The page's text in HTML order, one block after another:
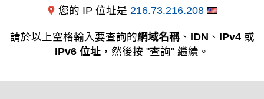
您的 IP 位址是 216.73.216.208
請於以上空格輸入要查詢的網域名稱、 IDN 、 IPv4或
IPv6 位址 ，然後按 "查詢" 繼續。